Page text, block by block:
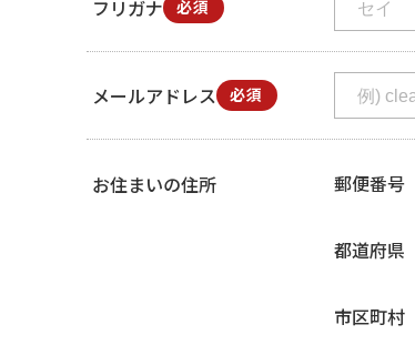
フリガナ 必須
メールアドレス 必須
お住まいの住所 郵便番号
都道府県
市区町村